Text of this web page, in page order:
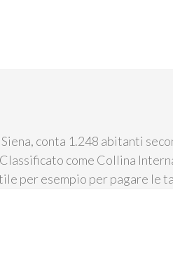
conta 1.248 abitanti
come Collina
per esempio per pagare le